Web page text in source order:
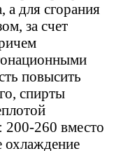
а для сгорания
за счет
повысить
спирты
200-260 вместо
охлаждение